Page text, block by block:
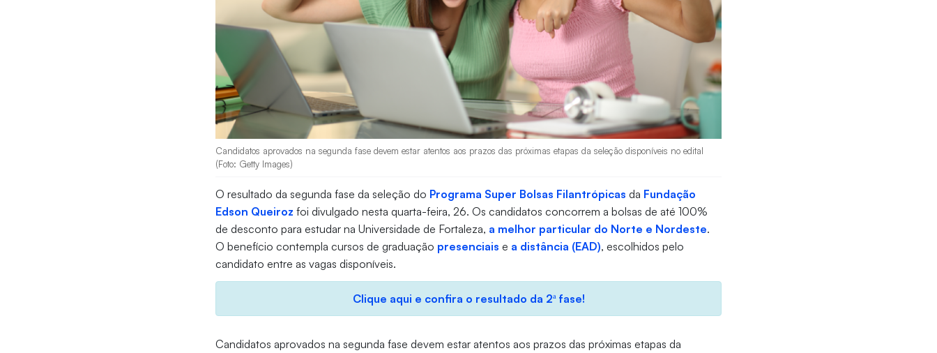
Candidatos aprovados na segunda fase devem estar atentos aos prazos das próximas etapas da seleção disponíveis no edital
(Foto: Getty Images)
O resultado da segunda fase da seleção do Programa Super Bolsas Filantrópicas da Fundação
Edson Queiroz foi divulgado nesta quarta-feira, 26. Os candidatos concorrem a bolsas de até 100%
de desconto para estudar na Universidade de Fortaleza, a melhor particular do Norte e Nordeste.
O benefício contempla cursos de graduação presenciais e a distância (EAD), escolhidos pelo
candidato entre as vagas disponíveis.
Clique aqui e confira o resultado da 2ª fase!
Candidatos aprovados na segunda fase devem estar atentos aos prazos das próximas etapas da